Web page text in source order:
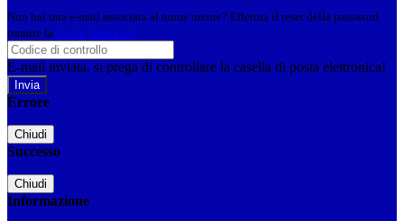
Non hai una e-mail associata al nome utente? Effettua il reset della password
tramite la Login Spaggiari
E-mail inviata, si prega di controllare la casella di posta elettronica!
Errore
Chiudi
Successo
Chiudi
Informazione